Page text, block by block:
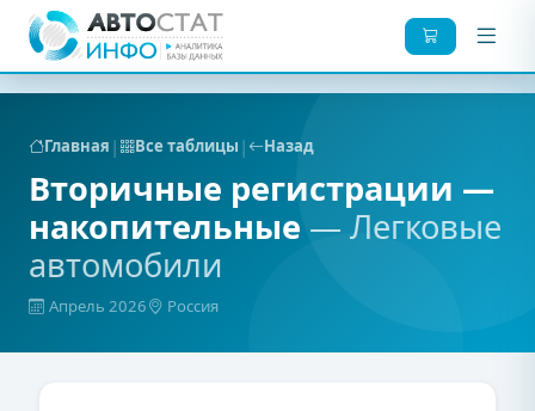
Главная | Все таблицы | Назад
Вторичные регистрации —
накопительные — Легковые
автомобили
Апрель 2026 Россия